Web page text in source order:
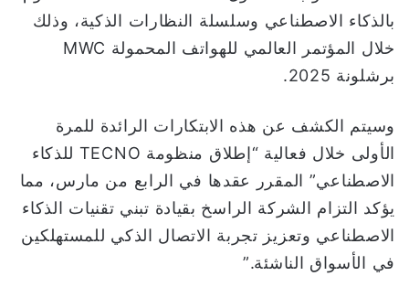
بالذكاء الاصطناعي وسلسلة النظارات الذكية، وذلك
خلال المؤتمر العالمي للهواتف المحمولة MWC
برشلونة 2025.
وسيتم الكشف عن هذه الابتكارات الرائدة للمرة
الأولى خلال فعالية “إطلاق منظومة TECNO للذكاء
الاصطناعي” المقرر عقدها في الرابع من مارس، مما
يؤكد التزام الشركة الراسخ بقيادة تبني تقنيات الذكاء
الاصطناعي وتعزيز تجربة الاتصال الذكي للمستهلكين
في الأسواق الناشئة.”